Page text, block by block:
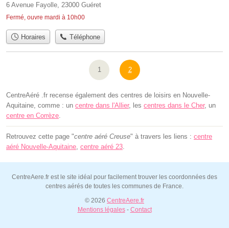
6 Avenue Fayolle, 23000 Guéret
Fermé, ouvre mardi à 10h00
Horaires Téléphone
1 2
CentreAéré .fr recense également des centres de loisirs en Nouvelle-
Aquitaine, comme : un centre dans l'Allier, les centres dans le Cher, un
centre en Corrèze
Retrouvez cette page "centre aéré Creuse" à travers les liens : centre
aéré Nouvelle-Aquitaine centre aéré 23
CentreAere.fr est le site idéal pour facilement trouver les coordonnées des
centres aérés de toutes les communes de France.
© 2026 CentreAere.fr
Mentions légales- Contact